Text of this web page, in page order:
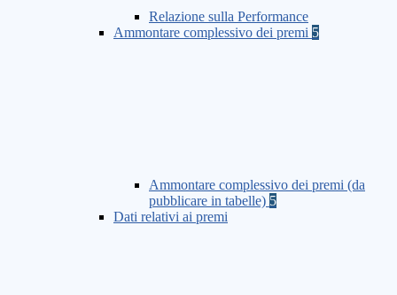
Relazione sulla Performance
Ammontare complessivo dei premi 5
Ammontare complessivo dei premi (da
pubblicare in tabelle) 5
Dati relativi ai premi